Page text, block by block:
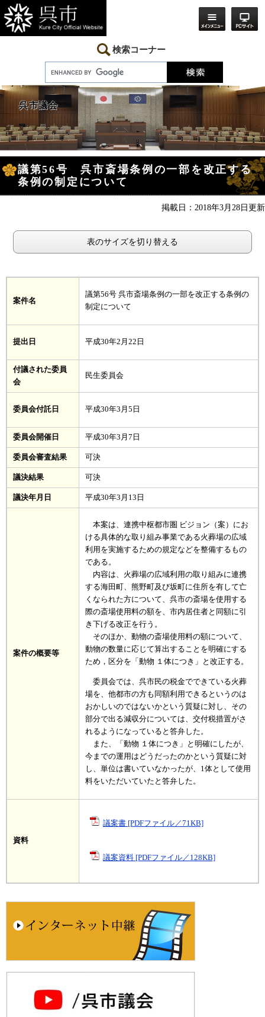
ー
ジ
の
ニ
ュ
ー
て
検索コーナー
呉市議会
文
議第56号 呉市斎場条例の一部を改正する
条例の制定について
掲載日：2018年3月28日更新
表のサイズを切り替える
案件名
議第56号 呉市斎場条例の一部を改正する条例の
制定について
提出日 平成30年2月22日
付議された委員
会
民生委員会
委員会付託日 平成30年3月5日
委員会開催日 平成30年3月7日
委員会審査結果 可決
議決結果 可決
議決年月日 平成30年3月13日
案件の概要等
本案は、連携中枢都市圏 ビジョン（案）にお
ける具体的な取り組み事業である火葬場の広域
利用を実施するための規定などを整備するもの
である。
内容は、火葬場の広域利用の取り組みに連携
する海田町、熊野町及び坂町に住所を有して亡
くなられた方について、呉市の斎場を使用する
際の斎場使用料の額を、市内居住者と同額に引
き下げる改正を行う。
そのほか、動物の斎場使用料の額について、
動物の数量に応じて算出することを明確にする
ため，区分を「動物 １体につき」と改正する。
委員会では、呉市民の税金でできている火葬
場を、他都市の方も同額利用できるというのは
おかしいのではないかという質疑に対し、その
部分で出る減収分については、交付税措置がさ
れるようになっていると答弁した。
また、「動物 １体につき」と明確にしたが、
今までの運用はどうだったのかという質疑に対
し、単位は書いていなかったが、1体として使用
料をいただいていたと答弁した。
資料
議案書 [PDFファイル／71KB]
議案資料 [PDFファイル／128KB]